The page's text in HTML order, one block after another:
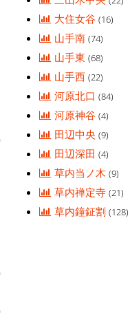
大住女谷(16)
山手南(74)
山手東(68)
山手西(22)
河原北口(84)
河原神谷(4)
田辺中央(9)
田辺深田(4)
草内当ノ木(9)
草内禅定寺(21)
草内鐘鉦割(128)